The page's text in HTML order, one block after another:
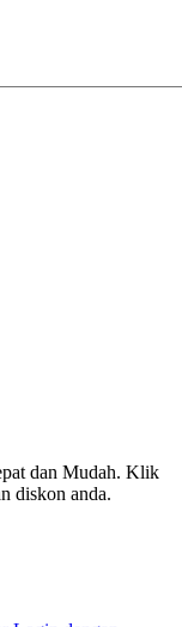
dan Mudah. Klik
diskon anda.